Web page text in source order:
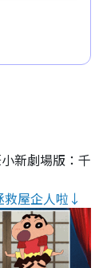
新劇場版：千
救屋企人啦↓